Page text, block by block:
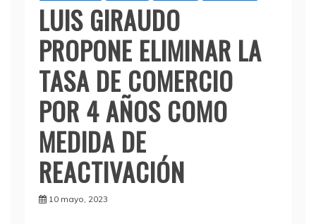
LUIS GIRAUDO
PROPONE ELIMINAR LA
TASA DE COMERCIO
POR 4 AÑOS COMO
MEDIDA DE
REACTIVACIÓN
10 mayo, 2023